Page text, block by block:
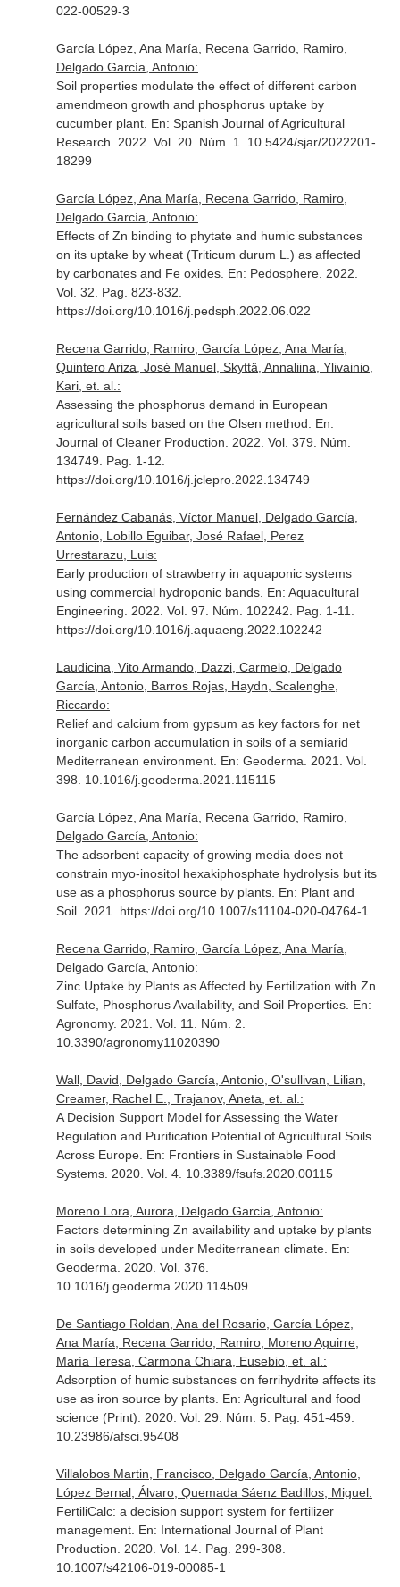
022-00529-3
García López, Ana María, Recena Garrido, Ramiro,
Delgado García, Antonio:
Soil properties modulate the effect of different carbon
amendmeon growth and phosphorus uptake by
cucumber plant. En: Spanish Journal of Agricultural
Research . 2022. Vol. 20. Núm. 1. 10.5424/sjar/2022201-
18299
García López, Ana María, Recena Garrido, Ramiro,
Delgado García, Antonio:
Effects of Zn binding to phytate and humic substances
on its uptake by wheat (Triticum durum L.) as affected
by carbonates and Fe oxides. En: Pedosphere. 2022.
Vol. 32. Pag. 823-832.
https://doi.org/10.1016/j.pedsph.2022.06.022
Recena Garrido, Ramiro, García López, Ana María,
Quintero Ariza, José Manuel, Skyttä, Annaliina, Ylivainio,
Kari, et. al.:
Assessing the phosphorus demand in European
agricultural soils based on the Olsen method. En:
Journal of Cleaner Production . 2022. Vol. 379. Núm.
134749. Pag. 1-12.
https://doi.org/10.1016/j.jclepro.2022.134749
Fernández Cabanás, Víctor Manuel, Delgado García,
Antonio, Lobillo Eguibar, José Rafael, Perez
Urrestarazu, Luis:
Early production of strawberry in aquaponic systems
using commercial hydroponic bands. En: Aquacultural
Engineering . 2022. Vol. 97. Núm. 102242. Pag. 1-11.
https://doi.org/10.1016/j.aquaeng.2022.102242
Laudicina, Vito Armando, Dazzi, Carmelo, Delgado
García, Antonio, Barros Rojas, Haydn, Scalenghe,
Riccardo:
Relief and calcium from gypsum as key factors for net
inorganic carbon accumulation in soils of a semiarid
Mediterranean environment. En: Geoderma . 2021. Vol.
398. 10.1016/j.geoderma.2021.115115
García López, Ana María, Recena Garrido, Ramiro,
Delgado García, Antonio:
The adsorbent capacity of growing media does not
constrain myo-inositol hexakiphosphate hydrolysis but its
use as a phosphorus source by plants. En: Plant and
Soil. 2021. https://doi.org/10.1007/s11104-020-04764-1
Recena Garrido, Ramiro, García López, Ana María,
Delgado García, Antonio:
Zinc Uptake by Plants as Affected by Fertilization with Zn
Sulfate, Phosphorus Availability, and Soil Properties. En:
Agronomy. 2021. Vol. 11. Núm. 2.
10.3390/agronomy11020390
Wall, David, Delgado García, Antonio, O'sullivan, Lilian,
Creamer, Rachel E., Trajanov, Aneta, et. al.:
A Decision Support Model for Assessing the Water
Regulation and Purification Potential of Agricultural Soils
Across Europe. En: Frontiers in Sustainable Food
Systems. 2020. Vol. 4. 10.3389/fsufs.2020.00115
Moreno Lora, Aurora, Delgado García, Antonio:
Factors determining Zn availability and uptake by plants
in soils developed under Mediterranean climate. En:
Geoderma . 2020. Vol. 376.
10.1016/j.geoderma.2020.114509
De Santiago Roldan, Ana del Rosario, García López,
Ana María, Recena Garrido, Ramiro, Moreno Aguirre,
María Teresa, Carmona Chiara, Eusebio, et. al.:
Adsorption of humic substances on ferrihydrite affects its
use as iron source by plants. En: Agricultural and food
science (Print) . 2020. Vol. 29. Núm. 5. Pag. 451-459.
10.23986/afsci.95408
Villalobos Martin, Francisco, Delgado García, Antonio,
López Bernal, Álvaro, Quemada Sáenz Badillos, Miguel:
FertiliCalc: a decision support system for fertilizer
management. En: International Journal of Plant
Production . 2020. Vol. 14. Pag. 299-308.
10.1007/s42106-019-00085-1